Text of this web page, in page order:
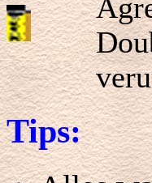
Tips: